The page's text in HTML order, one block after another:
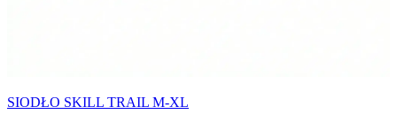
SIODŁO SKILL TRAIL M-XL